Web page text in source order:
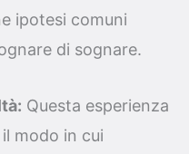
ipotesi comuni
di sognare.
Questa esperienza
modo in cui